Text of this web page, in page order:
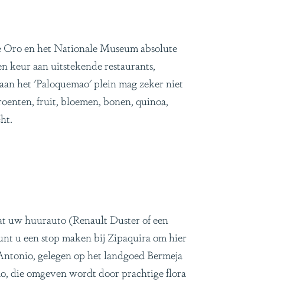
Oro en het Nationale Museum absolute
keur aan uitstekende restaurants,
het 'Paloquemao' plein mag zeker niet
fruit, bloemen, bonen, quinoa,
uw huurauto (Renault Duster of een
u een stop maken bij Zipaquira om hier
gelegen op het landgoed Bermeja
die omgeven wordt door prachtige flora